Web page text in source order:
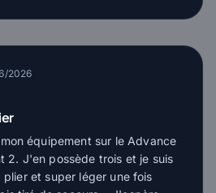
2026
équipement sur le Advance
2. J'en possède trois et je suis
et super léger une fois